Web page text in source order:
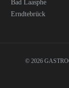
Bad Laasphe
Erndtebrück
© 2026